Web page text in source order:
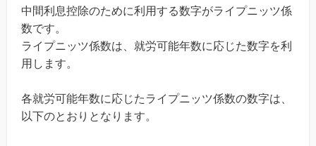
中間利息控除のために利用する数字がライプニッツ係
数です。
ライプニッツ係数は、就労可能年数に応じた数字を利
用します。
各就労可能年数に応じたライプニッツ係数の数字は、
以下のとおりとなります。